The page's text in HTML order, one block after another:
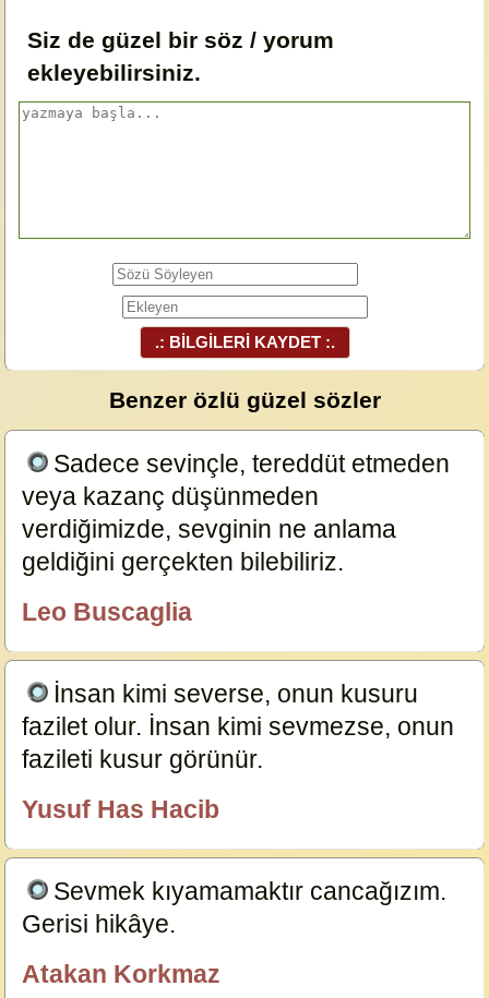
Siz de güzel bir söz / yorum
ekleyebilirsiniz.
.: BİLGİLERİ KAYDET :.
Benzer özlü güzel sözler
Sadece sevinçle, tereddüt etmeden
veya kazanç düşünmeden
verdiğimizde, sevginin ne anlama
geldiğini gerçekten bilebiliriz.
Leo Buscaglia
İnsan kimi severse, onun kusuru
fazilet olur. İnsan kimi sevmezse, onun
fazileti kusur görünür.
Yusuf Has Hacib
Sevmek kıyamamaktır cancağızım.
Gerisi hikâye.
Atakan Korkmaz